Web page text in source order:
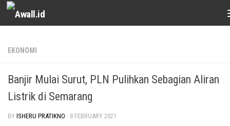
Skip to content
EKONOMI
Banjir Mulai Surut, PLN Pulihkan Sebagian Aliran
Listrik di Semarang
BY ISHERU PRATIKNO · 8 FEBRUARY 2021